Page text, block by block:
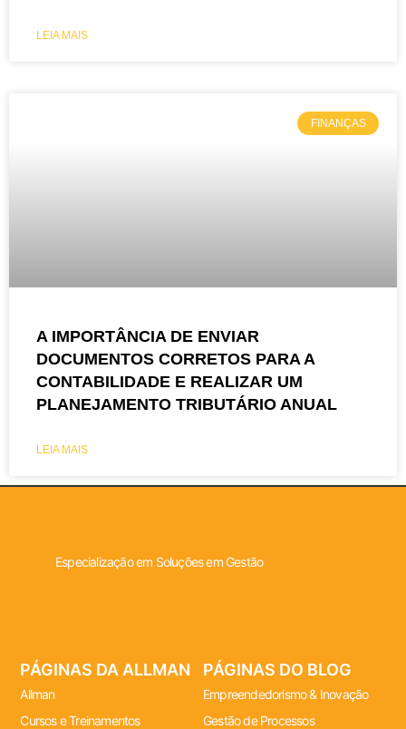
LEIA MAIS
FINANÇAS
A IMPORTÂNCIA DE ENVIAR
DOCUMENTOS CORRETOS PARA A
CONTABILIDADE E REALIZAR UM
PLANEJAMENTO TRIBUTÁRIO ANUAL
LEIA MAIS
Especialização em Soluções em Gestão
PÁGINAS DA ALLMAN
Allman
Cursos e Treinamentos
PÁGINAS DO BLOG
Empreendedorismo & Inovação
Gestão de Processos